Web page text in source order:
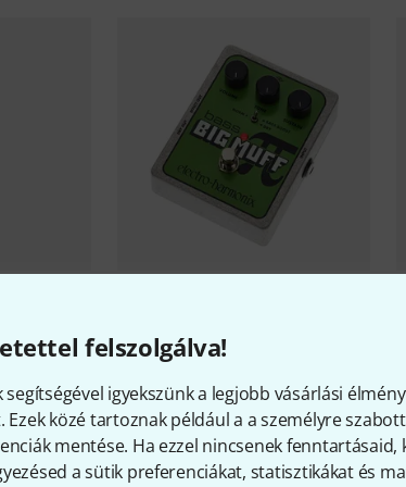
felszolgálva!
segítségével igyekszünk a legjobb vásárlási
Ezek közé tartoznak például a a személyre
mentése. Ha ezzel nincsenek fenntartásaid,
a sütik preferenciákat, statisztikákat és
Pi
30 890 Ft